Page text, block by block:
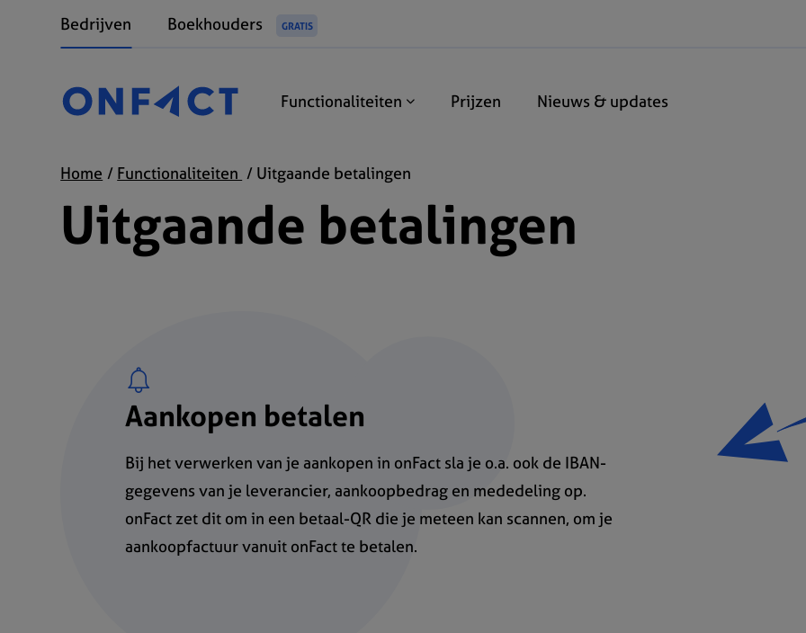
Bedrijven Boekhouders GRATIS
Functionaliteiten Prijzen Nieuws & updates
Home Functionaliteiten Uitgaande betalingen
Uitgaande betalingen
Aankopen betalen
Bij het verwerken van je aankopen in onFact sla je o.a. ook de IBAN-
gegevens van je leverancier, aankoopbedrag en mededeling op.
onFact zet dit om in een betaal-QR die je meteen kan scannen, om je
aankoopfactuur vanuit onFact te betalen.